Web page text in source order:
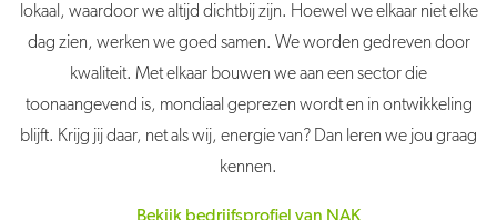
lokaal, waardoor we altijd dichtbij zijn. Hoewel we elkaar niet elke
dag zien, werken we goed samen. We worden gedreven door
kwaliteit. Met elkaar bouwen we aan een sector die
toonaangevend is, mondiaal geprezen wordt en in ontwikkeling
blijft. Krijg jij daar, net als wij, energie van? Dan leren we jou graag
kennen.